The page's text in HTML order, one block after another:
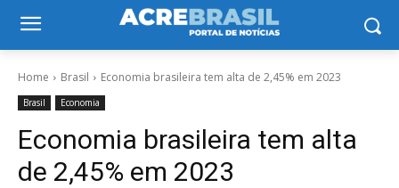
Home Brasil Economia brasileira tem alta de 2,45% em 2023
Brasil Economia
Economia brasileira tem alta
de 2,45% em 2023